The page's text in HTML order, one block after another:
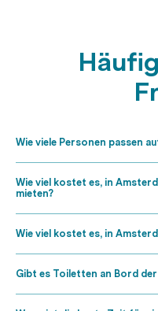
Wie viele Personen passen
Wie viel kostet es, in
mieten?
Wie viel kostet es, in
Gibt es Toiletten an Bord